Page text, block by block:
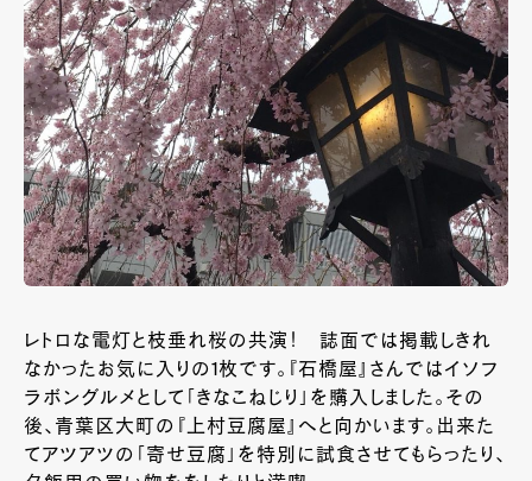
レトロな電灯と枝垂れ桜の共演！ 誌面では掲載しきれ
なかったお気に入りの1枚です。『石橋屋』さんではイソフ
ラボングルメとして「きなこねじり」を購入しました。その
後、青葉区大町の『上村豆腐屋』へと向かいます。出来た
てアツアツの「寄せ豆腐」を特別に試食させてもらったり、